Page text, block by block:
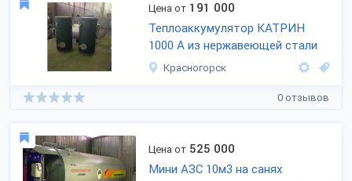
Цена от 191 000
Теплоаккумулятор КАТРИН
1000 А из нержавеющей стали
Красногорск
0 отзывов
Цена от 525 000
Мини АЗС 10м3 на санях